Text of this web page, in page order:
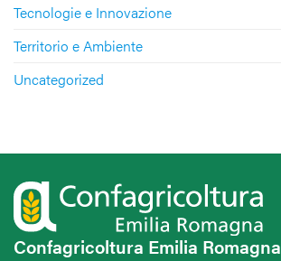
Tecnologie e Innovazione
Territorio e Ambiente
Uncategorized
Confagricoltura Emilia Romagna